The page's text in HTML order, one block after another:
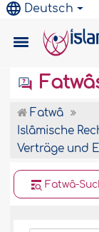
Deutsch
Fatwâ
Islâmische
Verträge und
Fatwâ-